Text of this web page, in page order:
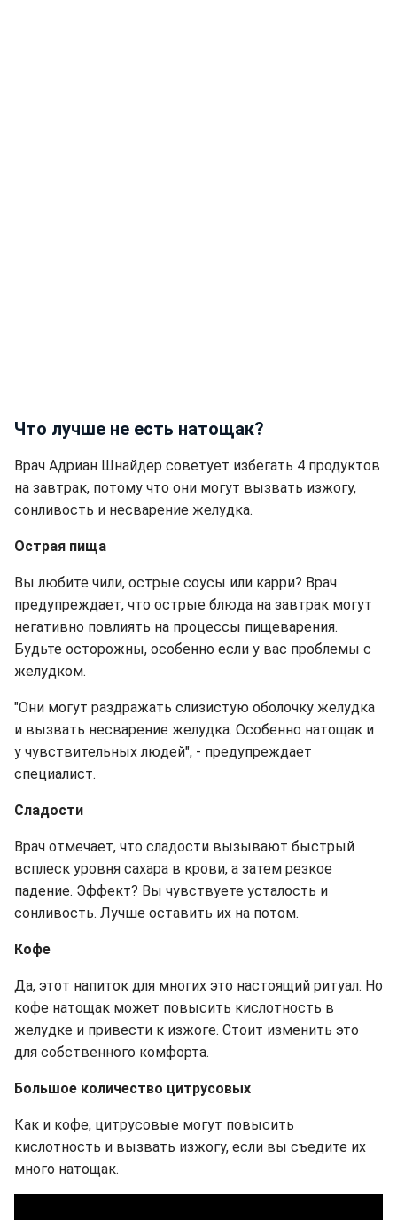
Что лучше не есть натощак?
Врач Адриан Шнайдер советует избегать 4 продуктов
на завтрак, потому что они могут вызвать изжогу,
сонливость и несварение желудка.
Острая пища
Вы любите чили, острые соусы или карри? Врач
предупреждает, что острые блюда на завтрак могут
негативно повлиять на процессы пищеварения.
Будьте осторожны, особенно если у вас проблемы с
желудком.
"Они могут раздражать слизистую оболочку желудка
и вызвать несварение желудка. Особенно натощак и
у чувствительных людей", - предупреждает
специалист.
Сладости
Врач отмечает, что сладости вызывают быстрый
всплеск уровня сахара в крови, а затем резкое
падение. Эффект? Вы чувствуете усталость и
сонливость. Лучше оставить их на потом.
Кофе
Да, этот напиток для многих это настоящий ритуал. Но
кофе натощак может повысить кислотность в
желудке и привести к изжоге. Стоит изменить это
для собственного комфорта.
Большое количество цитрусовых
Как и кофе, цитрусовые могут повысить
кислотность и вызвать изжогу, если вы съедите их
много натощак.